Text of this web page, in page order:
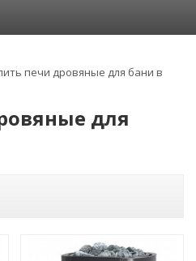
печи дровяные для бани в
для